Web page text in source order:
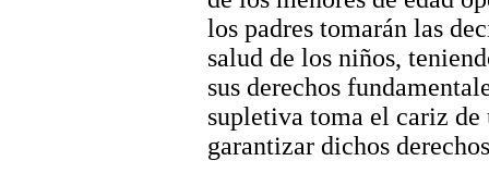
los padres tomarán las
salud de los niños,
sus derechos
supletiva toma el cariz de
garantizar dichos